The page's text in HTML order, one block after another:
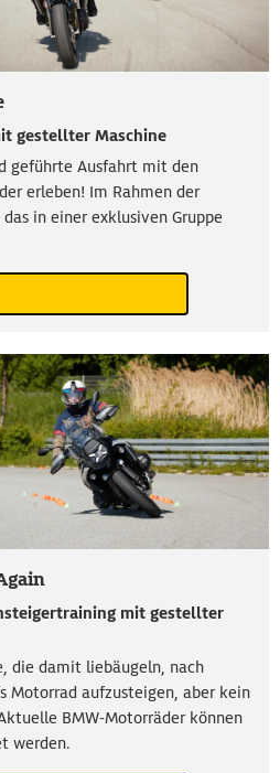
gestellter Maschine
geführte Ausfahrt mit den
erleben! Im Rahmen der
in einer exklusiven Gruppe
mit gestellter
die damit liebäugeln, nach
Motorrad aufzusteigen, aber kein
BMW-Motorräder können
werden.